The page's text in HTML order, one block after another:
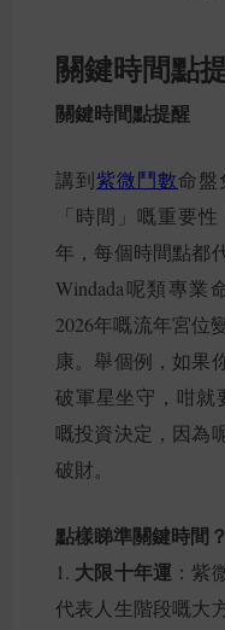
關鍵時間點
關鍵時間點提醒
講到紫微鬥數命盤
「時間」嘅重要
年，每個時間點都
Windada呢類專業
2026年嘅流年宮位
康。舉個例，如果
破軍星坐守，咁就
嘅投資決定，因為
破財。
點樣睇準關鍵時間？
1. 大限十年運 ：紫
代表人生階段嘅大